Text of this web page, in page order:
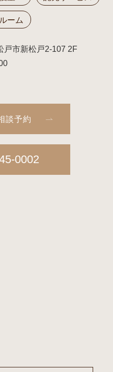
ーム
戸市新松戸2-107 2F
談予約
0002